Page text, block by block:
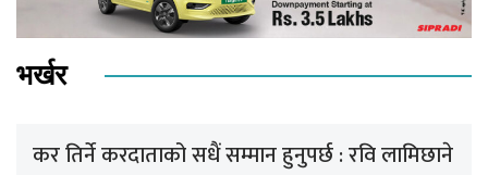
भर्खर
कर तिर्ने करदाताको सधैं सम्मान हुनुपर्छ : रवि लामिछाने